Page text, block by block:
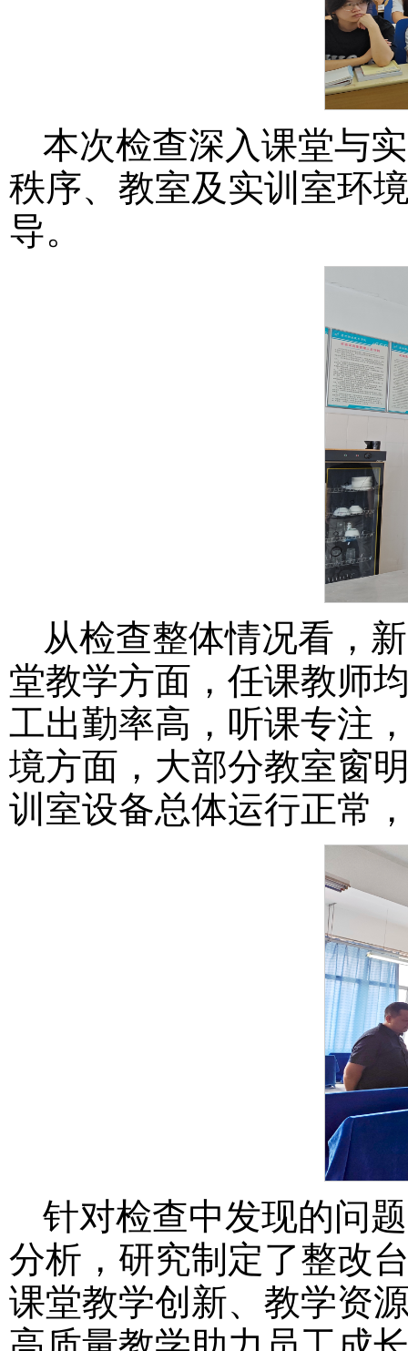
本次检查深入课堂与
秩序、教室及实训室环
导。
从检查整体情况看，
堂教学方面，任课教师
工出勤率高，听课专注
境方面，大部分教室窗
训室设备总体运行正常
针对检查中发现的问
分析，研究制定了整改
课堂教学创新、教学资